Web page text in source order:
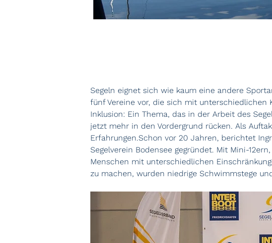
Segeln eignet sich wie kaum eine andere
fünf Vereine vor, die sich mit unterschiedlichen
Inklusion: Ein Thema, das in der Arbeit des
jetzt mehr in den Vordergrund rücken. Als
Erfahrungen.Schon vor 20 Jahren, berichtet
Segelverein Bodensee gegründet. Mit Mini-12ern,
Menschen mit unterschiedlichen
zu machen, wurden niedrige Schwimmstege